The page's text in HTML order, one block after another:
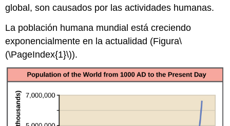
global, son causados por las actividades humanas.
La población humana mundial está creciendo
exponencialmente en la actualidad (Figura\
(\PageIndex{1}\)).